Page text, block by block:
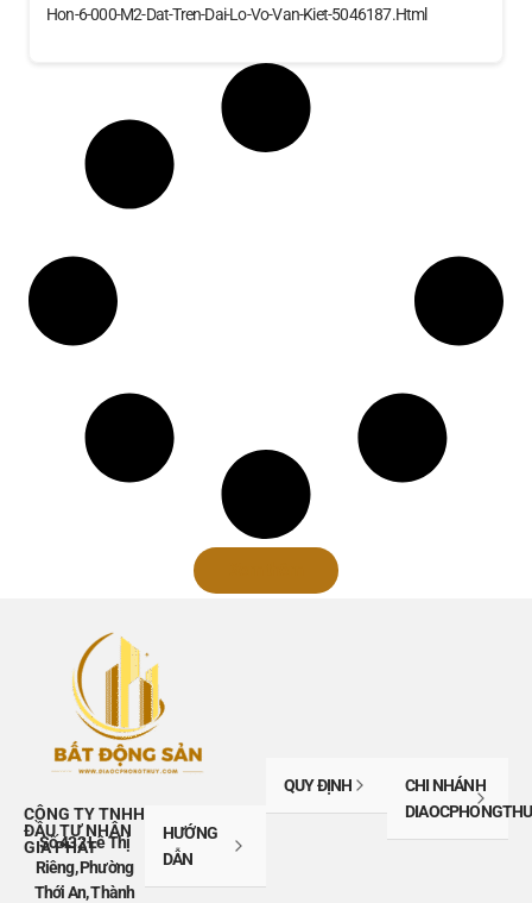
Hon-6-000-M2-Dat-Tren-Dai-Lo-Vo-Van-Kiet-5046187.html
CÔNG TY TNHH
ĐẦU TƯ NHÂN
GIA PHÁT
Số 432 Lê Thị
Riêng, Phường
Thới An, Thành
HƯỚNG
DẪN
QUY ĐỊNH
CHI NHÁNH